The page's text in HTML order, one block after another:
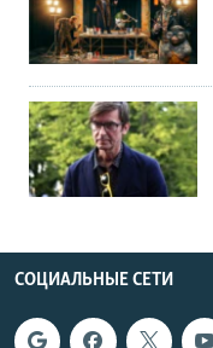
СОЦИАЛЬНЫЕ СЕТИ